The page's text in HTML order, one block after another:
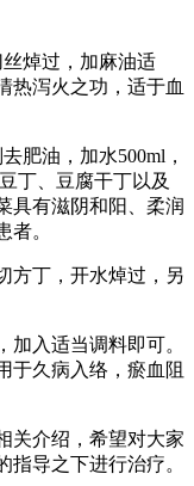
焯过，加麻油适
热泻火之功，适于血
肥油，加水500ml，
丁、豆腐干丁以及
具有滋阴和阳、柔润
者。
方丁，开水焯过，另
入适当调料即可。
于久病入络，瘀血阻
关介绍，希望对大家
导之下进行治疗。